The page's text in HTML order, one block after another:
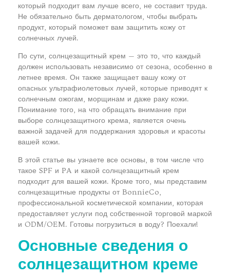
который подходит вам лучше всего, не составит труда.
Не обязательно быть дерматологом, чтобы выбрать
продукт, который поможет вам защитить кожу от
солнечных лучей.
По сути, солнцезащитный крем — это то, что каждый
должен использовать независимо от сезона, особенно в
летнее время. Он также защищает вашу кожу от
опасных ультрафиолетовых лучей, которые приводят к
солнечным ожогам, морщинам и даже раку кожи.
Понимание того, на что обращать внимание при
выборе солнцезащитного крема, является очень
важной задачей для поддержания здоровья и красоты
вашей кожи.
В этой статье вы узнаете все основы, в том числе что
такое SPF и PA и какой солнцезащитный крем
подходит для вашей кожи. Кроме того, мы представим
солнцезащитные продукты от BonnieCo,
профессиональной косметической компании, которая
предоставляет услуги под собственной торговой маркой
и ODM/OEM. Готовы погрузиться в воду? Поехали!
Основные сведения о
солнцезащитном креме